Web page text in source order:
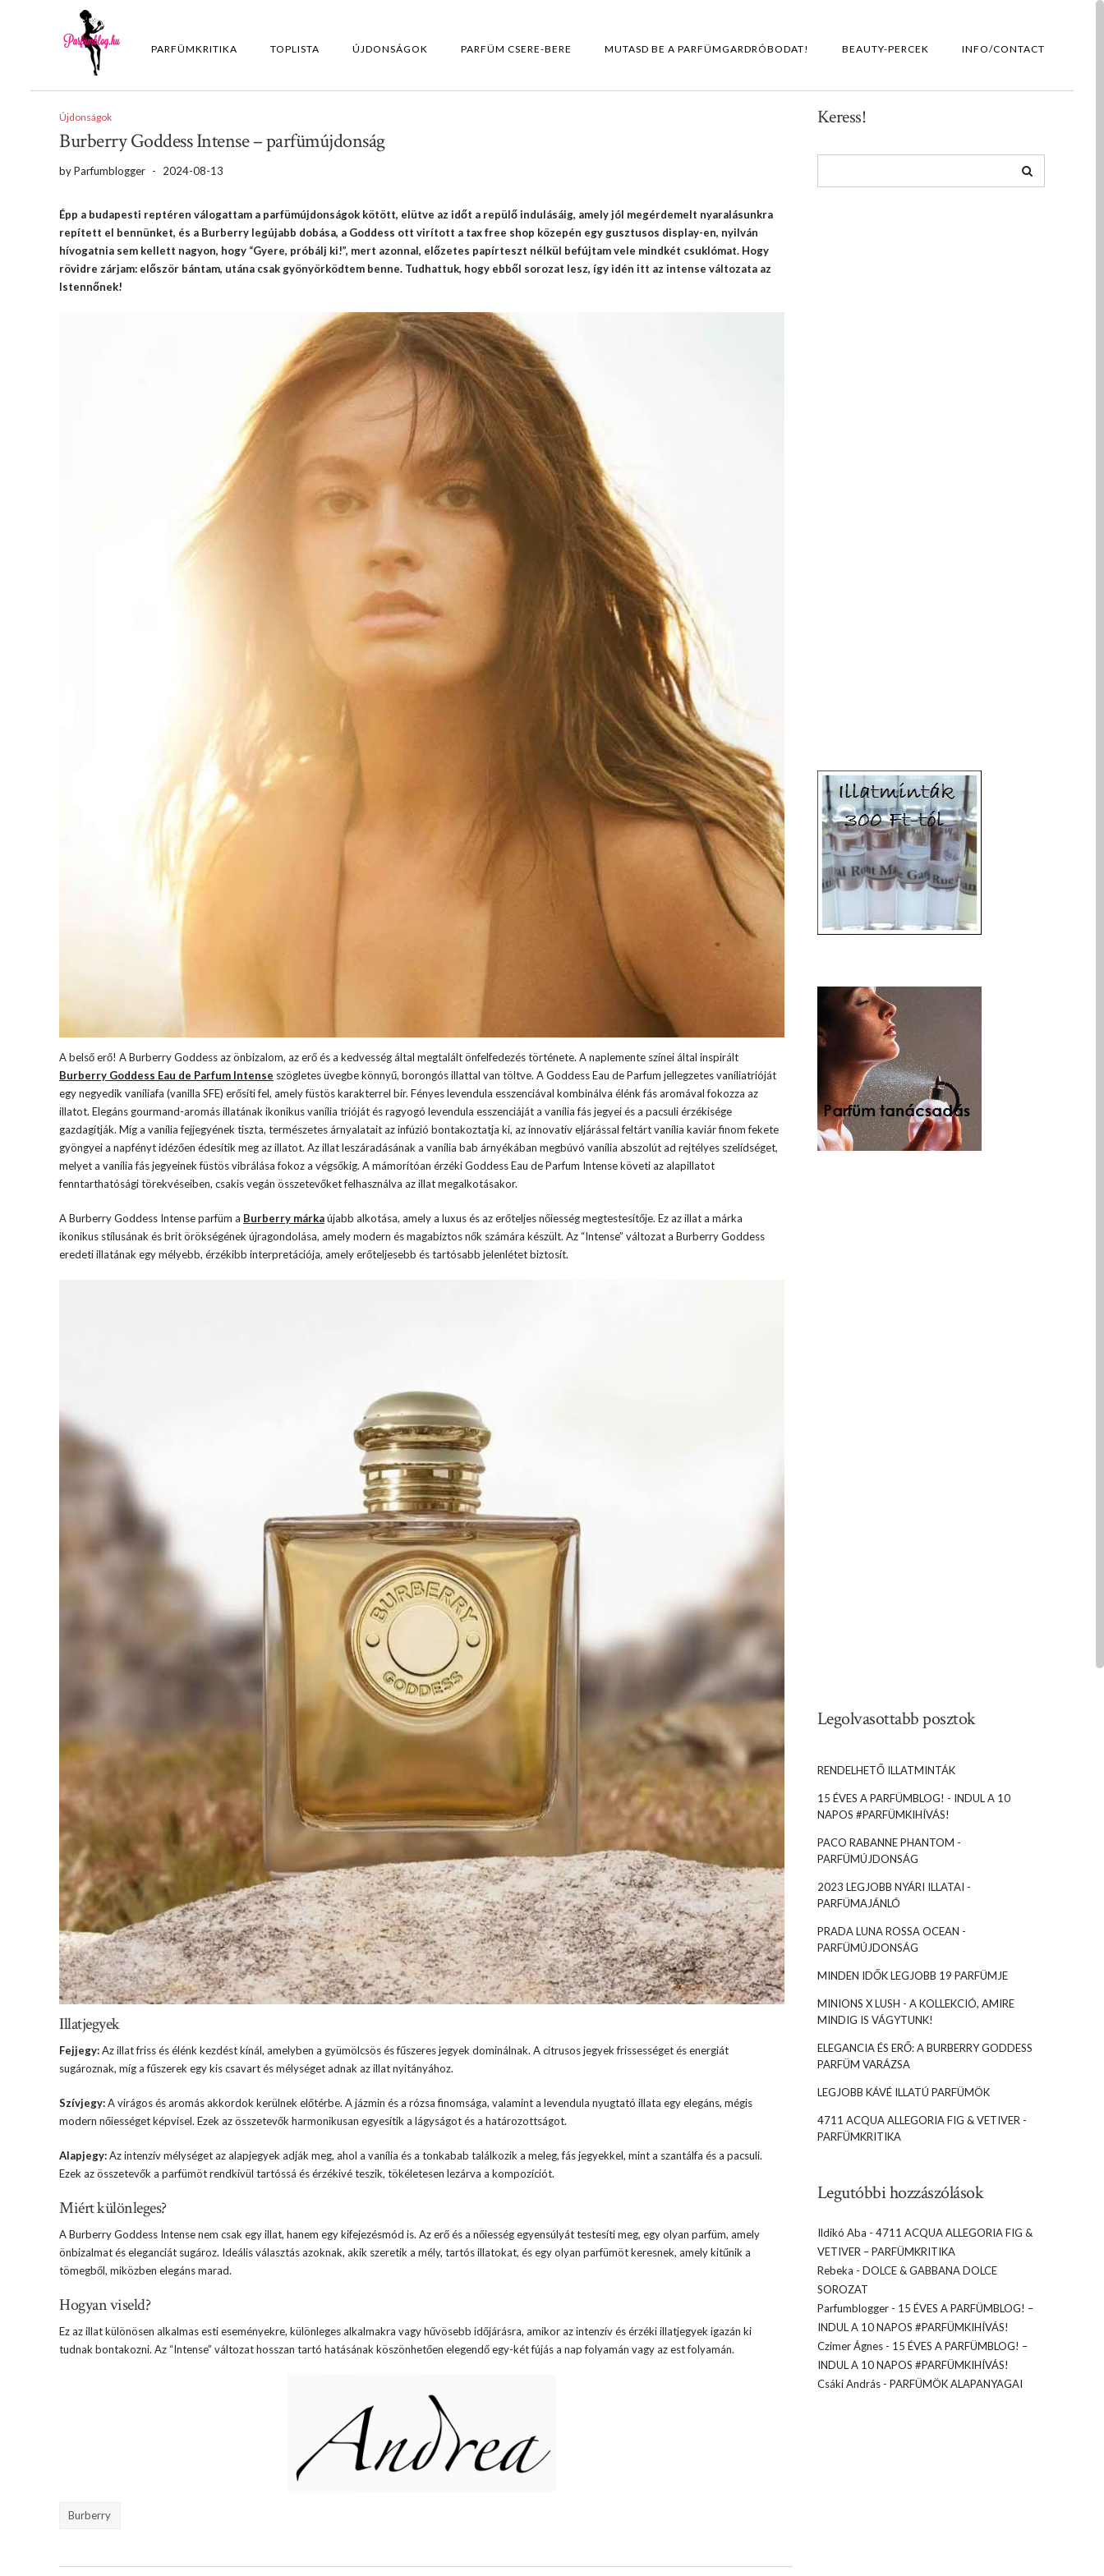
PARFÜMKRITIKA TOPLISTA ÚJDONSÁGOK PARFÜM CSERE-BERE MUTASD BE A PARFÜMGARDRÓBODAT! BEAUTY-PERCEK INFO/CONTACT
Újdonságok
Burberry Goddess Intense – parfümújdonság
byParfumblogger - 2024-08-13
Épp a budapesti reptéren válogattam a parfümújdonságok kötött, elütve az időt a repülő indulásáig, amely jól megérdemelt nyaralásunkra
repített el bennünket, és a Burberry legújabb dobása, a Goddess ott virított a tax free shop közepén egy gusztusos display-en, nyilván
hívogatnia sem kellett nagyon, hogy “Gyere, próbálj ki!”, mert azonnal, előzetes papírteszt nélkül befújtam vele mindkét csuklómat. Hogy
rövidre zárjam: először bántam, utána csak gyönyörködtem benne. Tudhattuk, hogy ebből sorozat lesz, így idén itt az intense változata az
Istennőnek!
A belső erő! A Burberry Goddess az önbizalom, az erő és a kedvesség által megtalált önfelfedezés története. A naplemente színei által inspirált
Burberry Goddess Eau de Parfum Intense szögletes üvegbe könnyű, borongós illattal van töltve. A Goddess Eau de Parfum jellegzetes vaníliatrióját
egy negyedik vaníliafa (vanilla SFE) erősíti fel, amely füstös karakterrel bír. Fényes levendula esszenciával kombinálva élénk fás aromával fokozza az
illatot. Elegáns gourmand-aromás illatának ikonikus vanília trióját és ragyogó levendula esszenciáját a vanília fás jegyei és a pacsuli érzékisége
gazdagítják. Míg a vanília fejjegyének tiszta, természetes árnyalatait az infúzió bontakoztatja ki, az innovatív eljárással feltárt vanília kaviár finom fekete
gyöngyei a napfényt idézően édesítik meg az illatot. Az illat leszáradásának a vanília bab árnyékában megbúvó vanília abszolút ad rejtélyes szelídséget,
melyet a vanília fás jegyeinek füstös vibrálása fokoz a végsőkig. A mámorítóan érzéki Goddess Eau de Parfum Intense követi az alapillatot
fenntarthatósági törekvéseiben, csakis vegán összetevőket felhasználva az illat megalkotásakor.
A Burberry Goddess Intense parfüm a Burberry márkaújabb alkotása, amely a luxus és az erőteljes nőiesség megtestesítője. Ez az illat a márka
ikonikus stílusának és brit örökségének újragondolása, amely modern és magabiztos nők számára készült. Az “Intense” változat a Burberry Goddess
eredeti illatának egy mélyebb, érzékibb interpretációja, amely erőteljesebb és tartósabb jelenlétet biztosít.
Illatjegyek
Fejjegy:Az illat friss és élénk kezdést kínál, amelyben a gyümölcsös és fűszeres jegyek dominálnak. A citrusos jegyek frissességet és energiát
sugároznak, míg a fűszerek egy kis csavart és mélységet adnak az illat nyitányához.
Szívjegy:A virágos és aromás akkordok kerülnek előtérbe. A jázmin és a rózsa finomsága, valamint a levendula nyugtató illata egy elegáns, mégis
modern nőiességet képvisel. Ezek az összetevők harmonikusan egyesítik a lágyságot és a határozottságot.
Alapjegy:Az intenzív mélységet az alapjegyek adják meg, ahol a vanília és a tonkabab találkozik a meleg, fás jegyekkel, mint a szantálfa és a pacsuli.
Ezek az összetevők a parfümöt rendkívül tartóssá és érzékivé teszik, tökéletesen lezárva a kompozíciót.
Miért különleges?
A Burberry Goddess Intense nem csak egy illat, hanem egy kifejezésmód is. Az erő és a nőiesség egyensúlyát testesíti meg, egy olyan parfüm, amely
önbizalmat és eleganciát sugároz. Ideális választás azoknak, akik szeretik a mély, tartós illatokat, és egy olyan parfümöt keresnek, amely kitűnik a
tömegből, miközben elegáns marad.
Hogyan viseld?
Ez az illat különösen alkalmas esti eseményekre, különleges alkalmakra vagy hűvösebb időjárásra, amikor az intenzív és érzéki illatjegyek igazán ki
tudnak bontakozni. Az “Intense” változat hosszan tartó hatásának köszönhetően elegendő egy-két fújás a nap folyamán vagy az est folyamán.
Burberry
Keress!
Legolvasottabb posztok
RENDELHETŐ ILLATMINTÁK
15 ÉVES A PARFÜMBLOG! - INDUL A 10
NAPOS #PARFÜMKIHÍVÁS!
PACO RABANNE PHANTOM -
PARFÜMÚJDONSÁG
2023 LEGJOBB NYÁRI ILLATAI -
PARFÜMAJÁNLÓ
PRADA LUNA ROSSA OCEAN -
PARFÜMÚJDONSÁG
MINDEN IDŐK LEGJOBB 19 PARFÜMJE
MINIONS X LUSH - A KOLLEKCIÓ, AMIRE
MINDIG IS VÁGYTUNK!
ELEGANCIA ÉS ERŐ: A BURBERRY GODDESS
PARFÜM VARÁZSA
LEGJOBB KÁVÉ ILLATÚ PARFÜMÖK
4711 ACQUA ALLEGORIA FIG & VETIVER -
PARFÜMKRITIKA
Legutóbbi hozzászólások
Ildikó Aba - 4711 ACQUA ALLEGORIA FIG &
VETIVER – PARFÜMKRITIKA
Rebeka - DOLCE & GABBANA DOLCE
SOROZAT
Parfumblogger- 15 ÉVES A PARFÜMBLOG! –
INDUL A 10 NAPOS #PARFÜMKIHÍVÁS!
Czimer Ágnes- 15 ÉVES A PARFÜMBLOG! –
INDUL A 10 NAPOS #PARFÜMKIHÍVÁS!
Csáki András- PARFÜMÖK ALAPANYAGAI